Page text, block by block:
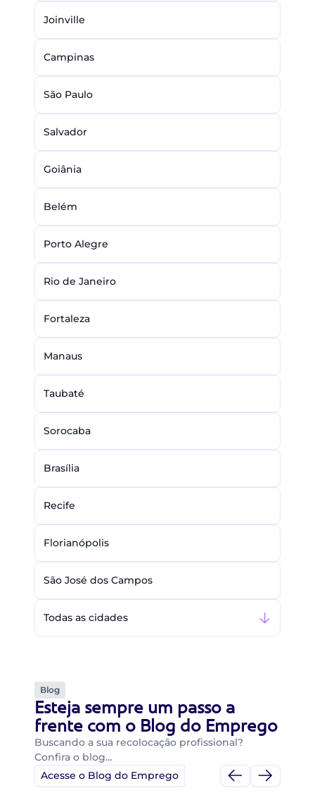
Joinville
Campinas
São Paulo
Salvador
Goiânia
Belém
Porto Alegre
Rio de Janeiro
Fortaleza
Manaus
Taubaté
Sorocaba
Brasília
Recife
Florianópolis
São José dos Campos
Todas as cidades
Blog
Esteja sempre um passo a
frente com o Blog do Emprego
Buscando a sua recolocação profissional?
Confira o blog…
Acesse o Blog do Emprego